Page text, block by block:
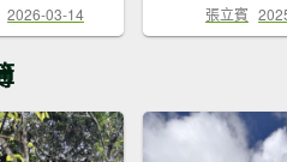
2026-03-14 張立賓